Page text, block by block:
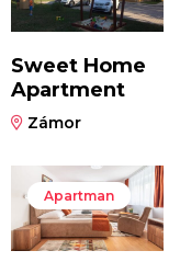
Sweet Home
Apartment
Zámor
Apartman